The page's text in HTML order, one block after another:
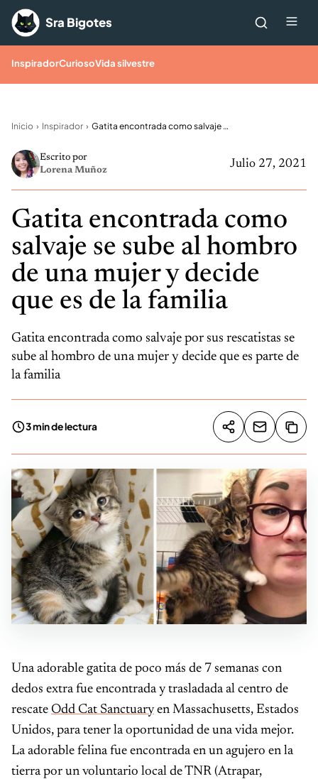
Saltar al contenido
Sra Bigotes
InspiradorCuriosoVida silvestre
Inicio Inspirador Gatita encontrada como salvaje se sube al hombro de una mujer y decide que es de la familia
Julio 27, 2021
Escrito por
Lorena Muñoz
Gatita encontrada como
salvaje se sube al hombro
de una mujer y decide
que es de la familia
Gatita encontrada como salvaje por sus rescatistas se
sube al hombro de una mujer y decide que es parte de
la familia
3 min de lectura Compartir
Una adorable gatita de poco más de 7 semanas con
dedos extra fue encontrada y trasladada al centro de
rescate Odd Cat Sanctuaryen Massachusetts, Estados
Unidos, para tener la oportunidad de una vida mejor.
La adorable felina fue encontrada en un agujero en la
tierra por un voluntario local de TNR (Atrapar,